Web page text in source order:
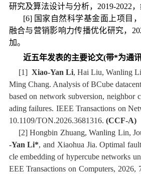
研究及算法设计与分析，2019-2022，
[6] 国家自然科学基金面上项目
融合与营销影响力传播优化研究，
加。
近五年发表的主要论文(带*为通
[1] Xiao-Yan Li, Hai Liu, Wanling
Ming Chang. Analysis of BCube
based on network subversion, neighbor
ading failures. IEEE Transactions on
10.1109/TON.2026.3681316. (CCF-A)
[2] Hongbin Zhuang, Wanling Lin,
-Yan Li*, and Xiaohua Jia. Optimal
cle embedding of hypercube networks
EEE Transactions on Computers, 2026,